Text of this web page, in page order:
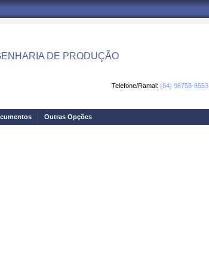
DE PRODUÇÃO
Telefone/Ramal: (84) 98758-8553
Outras Opções